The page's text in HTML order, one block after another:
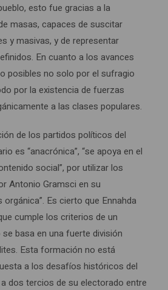
esto fue gracias a la
masas, capaces de suscitar
y masivas, y de representar
En cuanto a los avances
posibles no solo por el sufragio
por la existencia de fuerzas
a las clases populares.
de los partidos políticos del
es “anacrónica”, “se apoya en el
social”, por utilizar los
Antonio Gramsci en su
Es cierto que Ennahda
cumple los criterios de un
basa en una fuerte división
Esta formación no está
a los desafíos históricos del
dos tercios de su electorado entre